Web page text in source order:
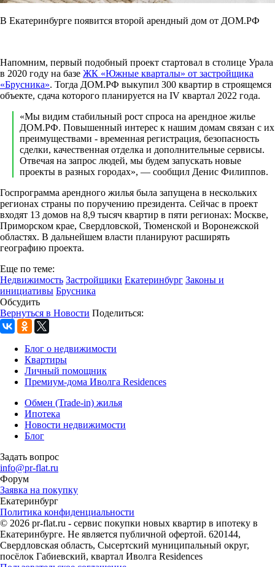
В Екатеринбурге появится второй арендный дом от ДОМ.РФ
Напомним, первый подобный проект стартовал в столице Урала
в 2020 году на базе ЖК «Южные кварталы» от застройщика
«Брусника». Тогда ДОМ.РФ выкупил 300 квартир в строящемся
объекте, сдача которого планируется на IV квартал 2022 года.
«Мы видим стабильный рост спроса на арендное жилье
ДОМ.РФ. Повышенный интерес к нашим домам связан с их
преимуществами - временная регистрация, безопасность
сделки, качественная отделка и дополнительные сервисы.
Отвечая на запрос людей, мы будем запускать новые
проекты в разных городах», — сообщил Денис Филиппов.
Госпрограмма арендного жилья была запущена в нескольких
регионах страны по поручению президента. Сейчас в проект
входят 13 домов на 8,9 тысяч квартир в пяти регионах: Москве,
Приморском крае, Свердловской, Тюменской и Воронежской
областях. В дальнейшем власти планируют расширять
географию проекта.
Еще по теме:
Недвижимость Застройщики Екатеринбург Законы и
инициативы Брусника
Обсудить
Вернуться в Новости Поделиться:
Блог о недвижимости
Квартиры
Личный помощник
Премиум-дома Иволга Residences
Обмен (Trade-in) жилья
Ипотека
Новости недвижимости
Блог
Задать вопрос
info@pr-flat.ru
Форум
Заявка на покупку
Екатеринбург
Политика конфиденциальности
© 2026 pr-flat.ru - сервис покупки новых квартир в ипотеку в
Екатеринбурге. Не является публичной офертой. 620144,
Свердловская область, Сысертский муниципальный округ,
посёлок Габиевский, квартал Иволга Residences